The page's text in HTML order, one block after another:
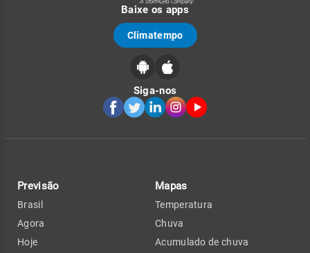
Baixe os apps
Climatempo
Siga-nos
Previsão
Brasil
Agora
Hoje
Mapas
Temperatura
Chuva
Acumulado de chuva